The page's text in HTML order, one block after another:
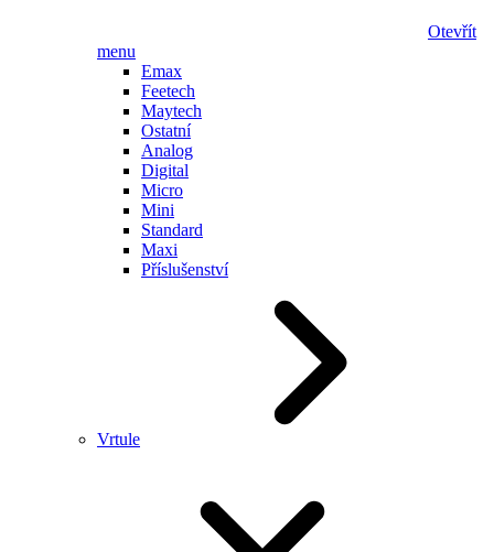
Otevřít
menu
Emax
Feetech
Maytech
Ostatní
Analog
Digital
Micro
Mini
Standard
Maxi
Příslušenství
Vrtule